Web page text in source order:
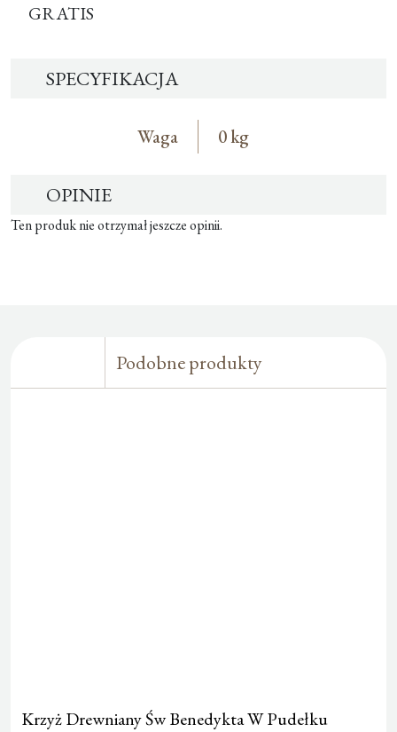
GRATIS
SPECYFIKACJA
Waga 0 kg
OPINIE
Ten produk nie otrzymał jeszcze opinii.
Podobne produkty
Krzyż Drewniany Św Benedykta W Pudełku